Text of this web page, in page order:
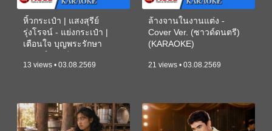
หิ้วกระเป๋า | แสงสุรีย์
รุ่งโรจน์ - แย่งกระเป๋า |
เตือนใจ บุญพระรักษา
13 views • 03.08.2569
ล้างจานในงานแต่ง -
Cover Ver. (ซาวด์ดนตรี)
(KARAOKE)
21 views • 03.08.2569